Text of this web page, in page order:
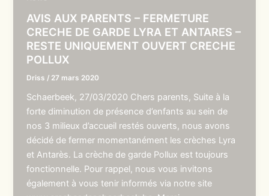
AVIS AUX PARENTS – FERMETURE
CRECHE DE GARDE LYRA ET ANTARES –
RESTE UNIQUEMENT OUVERT CRECHE
POLLUX
Driss / 27 mars 2020
Schaerbeek, 27/03/2020 Chers parents, Suite à la
forte diminution de présence d’enfants au sein de
nos 3 milieux d’accueil restés ouverts, nous avons
décidé de fermer momentanément les crèches Lyra
et Antarès. La crèche de garde Pollux est toujours
fonctionnelle. Pour rappel, nous vous invitons
également à vous tenir informés via notre site